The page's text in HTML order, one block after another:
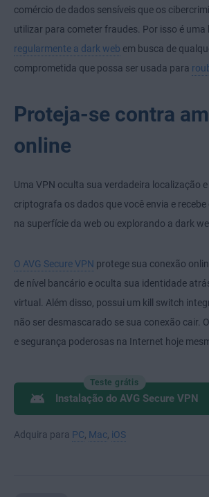
comércio de dados sensíveis que os
utilizar para cometer fraudes. Por isso é uma
regularmente a dark web em busca de
comprometida que possa ser usada para
Proteja-se contra
online
Uma VPN oculta sua verdadeira localização
criptografa os dados que você envia e recebe
na superfície da web ou explorando a dark
O AVG Secure VPN protege sua conexão
de nível bancário e oculta sua identidade
virtual. Além disso, possui um kill switch
não ser desmascarado se sua conexão cair.
e segurança poderosas na Internet hoje
Teste grátis
Instalação do AVG Secure VPN
Adquira para PC Mac iOS